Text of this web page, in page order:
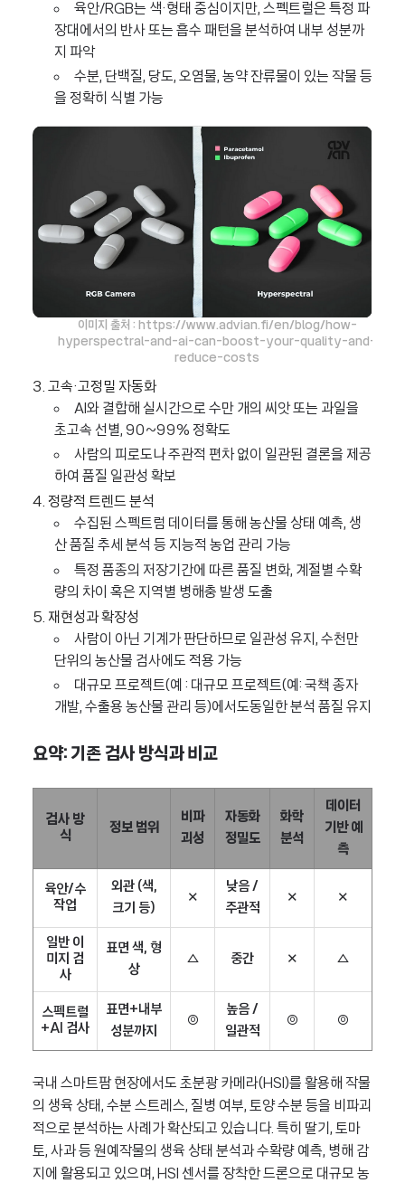
육안/RGB는 색·형태 중심이지만, 스펙트럴은 특정 파
장대에서의 반사 또는 흡수 패턴을 분석하여 내부 성분까
지 파악
수분, 단백질, 당도, 오염물, 농약 잔류물이 있는 작물 등
을 정확히 식별 가능
이미지 출처 : https://www.advian.fi/en/blog/how-
hyperspectral-and-ai-can-boost-your-quality-and-
reduce-costs
3. 고속·고정밀 자동화
AI와 결합해 실시간으로 수만 개의 씨앗 또는 과일을
초고속 선별, 90~99% 정확도
사람의 피로도나 주관적 편차 없이 일관된 결론을 제공
하여 품질 일관성 확보
4. 정량적 트렌드 분석
수집된 스펙트럼 데이터를 통해 농산물 상태 예측, 생
산 품질 추세 분석 등 지능적 농업 관리 가능
특정 품종의 저장기간에 따른 품질 변화, 계절별 수확
량의 차이 혹은 지역별 병해충 발생 도출
5. 재현성과 확장성
사람이 아닌 기계가 판단하므로 일관성 유지, 수천만
단위의 농산물 검사에도 적용 가능
대규모 프로젝트(예 : 대규모 프로젝트(예: 국책 종자
개발, 수출용 농산물 관리 등)에서도동일한 분석 품질 유지
요약: 기존 검사 방식과 비교
검사 방
식
정보 범위
비파
괴성
자동화
정밀도
화학
분석
데이터
기반 예
측
육안/수
작업
외관 (색,
크기 등)
✕
낮음 /
주관적
✕ ✕
일반 이
미지 검
사
표면 색, 형
상
△ 중간 ✕ △
스펙트럴
+AI 검사
표면+내부
성분까지
◎
높음 /
일관적
◎ ◎
국내 스마트팜 현장에서도 초분광 카메라(HSI)를 활용해 작물
의 생육 상태, 수분 스트레스, 질병 여부, 토양 수분 등을 비파괴
적으로 분석하는 사례가 확산되고 있습니다. 특히 딸기, 토마
토, 사과 등 원예작물의 생육 상태 분석과 수확량 예측, 병해 감
지에 활용되고 있으며, HSI 센서를 장착한 드론으로 대규모 농